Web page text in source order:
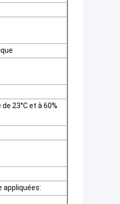
23°C et à 60%
appliquées: